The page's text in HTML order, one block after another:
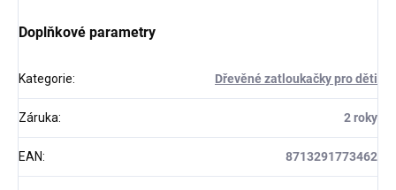
Doplňkové parametry
Kategorie: Dřevěné zatloukačky pro děti
Záruka: 2 roky
EAN: 8713291773462